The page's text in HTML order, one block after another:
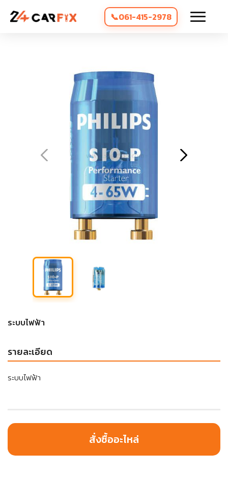
061-415-2978
ระบบไฟฟ้า
รายละเอียด
ระบบไฟฟ้า
สั่งซื้ออะไหล่